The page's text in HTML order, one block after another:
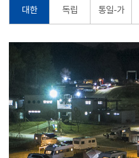
대한 독립 통일-가